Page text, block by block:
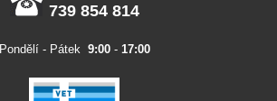
739 854 814
Pondělí - Pátek 9:00- 17:00